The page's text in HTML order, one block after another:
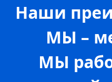
Наши
МЫ –
МЫ